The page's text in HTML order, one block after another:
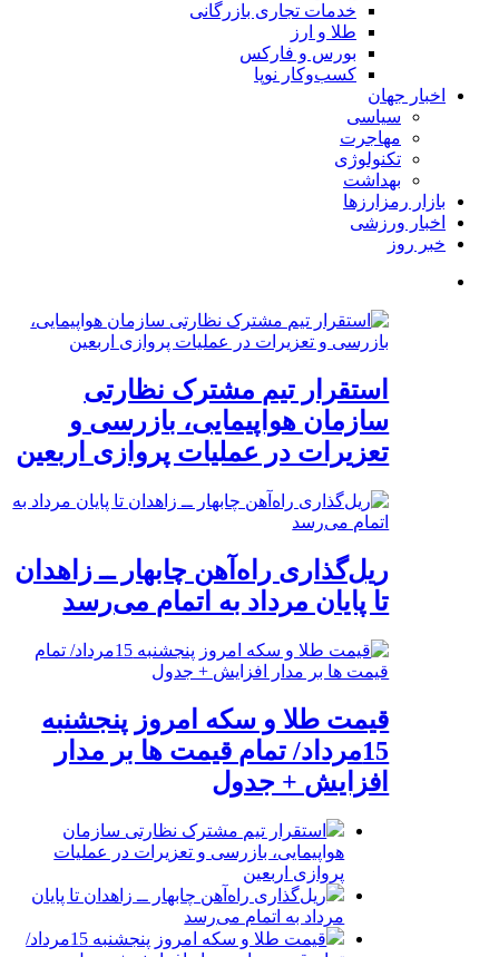
خدمات تجاری بازرگانی
طلا و ارز
بورس و فارکس
کسب‌وکار نوپا
اخبار جهان
سیاسی
مهاجرت
تکنولوژی
بهداشت
بازار رمزارزها
اخبار ورزشی
خبر روز
استقرار تیم مشترک نظارتی
سازمان هواپیمایی، بازرسی و
تعزیرات در عملیات پروازی اربعین
ریل‌گذاری راه‌آهن چابهار ــ زاهدان
تا پایان مرداد به اتمام می‌رسد
قیمت طلا و سکه امروز پنجشنبه
15مرداد/ تمام قیمت ها بر مدار
افزایش + جدول
استقرار تیم مشترک نظارتی سازمان
هواپیمایی، بازرسی و تعزیرات در عملیات
پروازی اربعین
ریل‌گذاری راه‌آهن چابهار ــ زاهدان تا پایان
مرداد به اتمام می‌رسد
قیمت طلا و سکه امروز پنجشنبه 15مرداد/